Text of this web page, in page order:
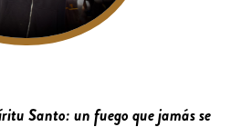
Santo: un fuego que jamás se